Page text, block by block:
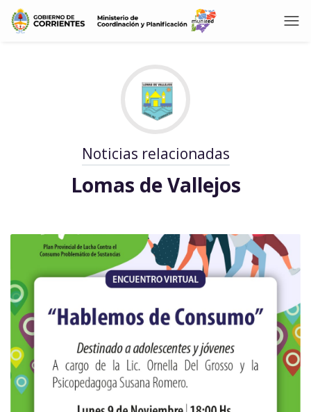
Noticias relacionadas
Lomas de Vallejos